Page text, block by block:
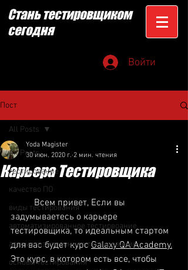
Стань тестировщиком
сегодня
Войти
Пост
All Posts
тестирование
качество ПО
виды тестирования
автоматизированное тестирвоание
автоматизированное тестирование
основы тестирования
All Posts
Карьера Тестировщика
Yoda Magister
30 июн. 2020 г. 2 мин. чтения
	Всем привет, Если вы
задумываетесь о карьере
тестировщика, то идеальным стартом
для вас будет курс Galaxy QA Academy.
Это курс, в котором есть все, чтобы